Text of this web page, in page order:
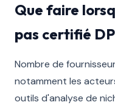
Que faire
pas certifié
Nombre de
notamment les
outils d'analyse de